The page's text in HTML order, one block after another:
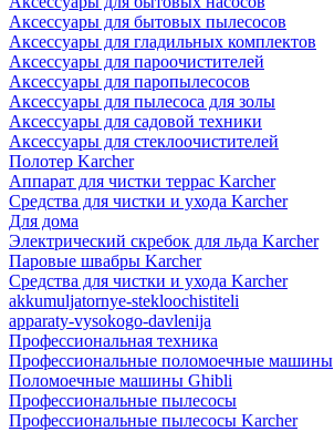
Аксессуары для бытовых пылесосов
Аксессуары для гладильных комплектов
Аксессуары для пароочистителей
Аксессуары для паропылесосов
Аксессуары для пылесоса для золы
Аксессуары для садовой техники
Аксессуары для стеклоочистителей
Полотер Karcher
Аппарат для чистки террас Karcher
Средства для чистки и ухода Karcher
Для дома
Электрический скребок для льда Karcher
Паровые швабры Karcher
Средства для чистки и ухода Karcher
akkumuljatornye-stekloochistiteli
apparaty-vysokogo-davlenija
Профессиональная техника
Профессиональные поломоечные машины
Поломоечные машины Ghibli
Профессиональные пылесосы
Профессиональные пылесосы Karcher